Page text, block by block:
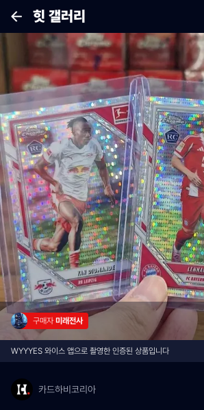
힛 갤러리
구매자 미래전사
WYYYES 와이스 앱으로 촬영한 인증된 상품입니다
카드하비코리아